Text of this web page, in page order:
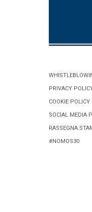
PRIVACY
COOKIE POLICY
SOCIAL MEDIA
RASSEGNA
#NOMOS30